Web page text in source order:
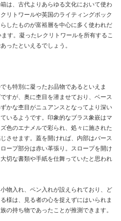
は、古代よりあらゆる文化において使わ
リトワールや英国のライティングボック
したものが富裕層を中心に多く使われだ
す。凝ったレクリトワールを所有するこ
ったといえるでしょう。
も特別に凝ったお品物であるといえま
すが、奥に杢目を潜ませており、ベース
かな杢目がニュアンスとなってより深い
いるようです。印象的なブラス象嵌はマ
色のエナメルで彩られ、処々に施された
させます。蓋を開ければ、内部はバース
ープ部分は赤い革張り。スロープを開け
切な書類や手紙を仕舞っていたと思われ
物入れ、ペン入れが設えられており、ど
様は、見る者の心を捉えずにはいられま
の持ち物であったことが推測できます。